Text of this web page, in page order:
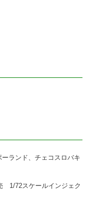
ランド、チェコスロバキ
1/72スケールインジェク